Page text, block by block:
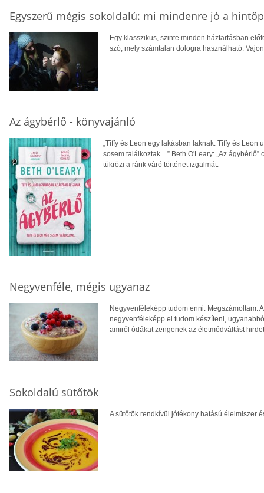
Egyszerű mégis sokoldalú: mi mindenre jó a
Egy klasszikus, szinte minden háztartásban
szó, mely számtalan dologra használható.
Az ágybérlő - könyvajánló
„Tiffy és Leon egy lakásban laknak. Tiffy és
sosem találkoztak…” Beth O'Leary: „Az
tükrözi a ránk váró történet izgalmát.
Negyvenféle, mégis ugyanaz
Negyvenféleképp tudom enni. Megszámoltam.
negyvenféleképp el tudom készíteni,
amiről ódákat zengenek az életmódváltást
Sokoldalú sütőtök
A sütőtök rendkívül jótékony hatású élelmiszer